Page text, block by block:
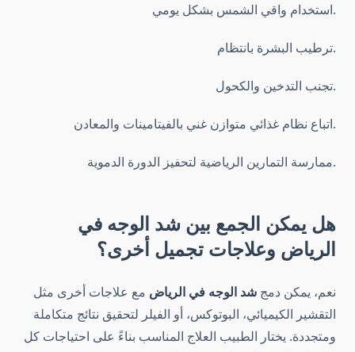
استخدام واقي الشمس بشكل يومي.
ترطيب البشرة بانتظام.
تجنب التدخين والكحول.
اتباع نظام غذائي متوازن غني بالفيتامينات والمعادن.
ممارسة التمارين الرياضية لتحفيز الدورة الدموية.
هل يمكن الجمع بين شد الوجه في
الرياض وعلاجات تجميل أخرى؟
نعم، يمكن دمج شد الوجه في الرياض مع علاجات أخرى مثل
التقشير الكيميائي، البوتوكس، أو الفيلر لتحقيق نتائج متكاملة
ومتجددة. يختار الطبيب العلاج المناسب بناءً على احتياجات كل